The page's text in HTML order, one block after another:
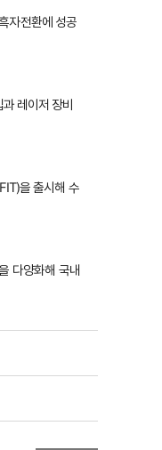
자전환에 성공
레이저 장비
을 출시해 수
다양화해 국내